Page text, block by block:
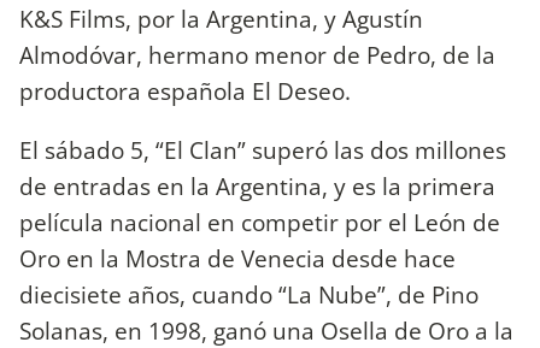
K&S Films, por la Argentina, y Agustín
Almodóvar, hermano menor de Pedro, de la
productora española El Deseo.
El sábado 5, “El Clan” superó las dos millones
de entradas en la Argentina, y es la primera
película nacional en competir por el León de
Oro en la Mostra de Venecia desde hace
diecisiete años, cuando “La Nube”, de Pino
Solanas, en 1998, ganó una Osella de Oro a la